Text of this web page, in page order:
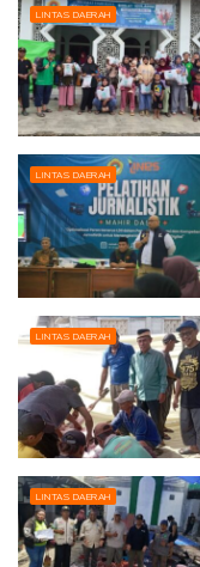
LINTAS DAERAH
LINTAS DAERAH
LINTAS DAERAH
LINTAS DAERAH